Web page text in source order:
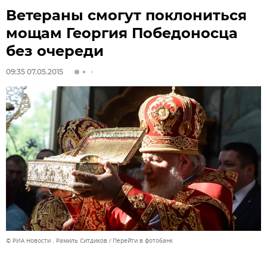
Ветераны смогут поклониться
мощам Георгия Победоносца
без очереди
09:35 07.05.2015
© РИА Новости . Рамиль Ситдиков Перейти в фотобанк